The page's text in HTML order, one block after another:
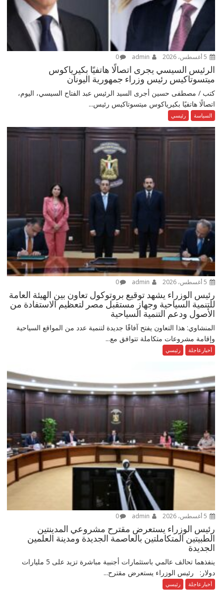
0
الرئيس السيسي يجرى اتصالًا هاتفيًا بكيرياكوس
ميتسوتاكيس رئيس وزراء جمهورية اليونان
كتب / مصطفى حسين أجرى السيد الرئيس عبد الفتاح السيسي، اليوم،
اتصالًا هاتفيًا بكيرياكوس ميتسوتاكيس رئيس...
السياسة رئيسي
0
رئيس الوزراء يشهد توقيع بروتوكول تعاون بين الهيئة العامة
للتنمية السياحية وجهاز مستقبل مصر لتعظيم الاستفادة من
الأصول ودعم التنمية السياحية
المنشاوي: هذا التعاون يفتح آفاقًا جديدة لتنمية عدد من المواقع السياحية
وإقامة مشروعات متكاملة تتوافق مع...
أخبارعاجلة رئيسي
0
رئيس الوزراء يستعرض مقترح مشروعي المدينتين
الطبيتين المتكاملتين بالعاصمة الجديدة ومدينة العلمين
الجديدة
ينفذهما تحالف عالمي باستثمارات أجنبية مباشرة تزيد على 5 مليارات
دولار: رئيس الوزراء يستعرض مقترح...
أخبارعاجلة رئيسي